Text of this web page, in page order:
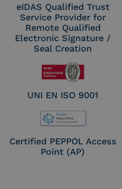
eIDAS Qualified Trust
Service Provider for
Remote Qualified
Electronic Signature /
Seal Creation
UNI EN ISO 9001
Certified PEPPOL Access
Point (AP)